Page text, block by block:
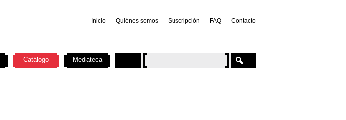
Inicio Quiénes somos Suscripción FAQ Contacto
Catálogo Mediateca